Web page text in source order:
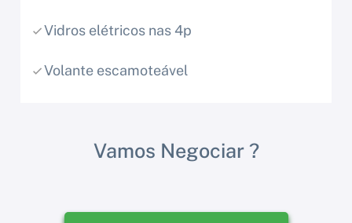
Vidros elétricos nas 4p
Volante escamoteável
Vamos Negociar ?